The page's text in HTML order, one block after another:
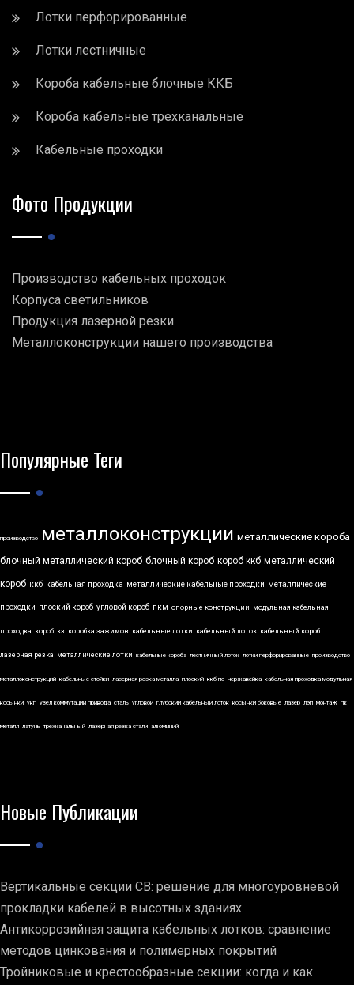
Лотки перфорированные
Лотки лестничные
Короба кабельные блочные ККБ
Короба кабельные трехканальные
Кабельные проходки
Фото Продукции
Производство кабельных проходок
Корпуса светильников
Продукция лазерной резки
Металлоконструкции нашего производства
Популярные Теги
производство металлоконструкции металлические короба
блочный металлический короб блочный короб короб ккб металлический
короб ккб кабельная проходка металлические кабельные проходки металлические
проходки плоский короб угловой короб пкм опорные конструкции модульная кабельная
проходка короб кз коробка зажимов кабельные лотки кабельный лоток кабельный короб
лазерная резка металлические лотки кабельные короба лестничный лоток лотки перфорированные производство
металлоконструкций кабельные стойки лазерная резка металла плоский ккб по нержавейка кабельная проходка модульная
косынки укп узел коммутации привода сталь угловой глубокий кабельный лоток косынки боковые лазер лэп монтаж пк
металл латунь трехканальный лазерная резка стали алюминий
Новые Публикации
Вертикальные секции СВ: решение для многоуровневой
прокладки кабелей в высотных зданиях
Антикоррозийная защита кабельных лотков: сравнение
методов цинкования и полимерных покрытий
Тройниковые и крестообразные секции: когда и как